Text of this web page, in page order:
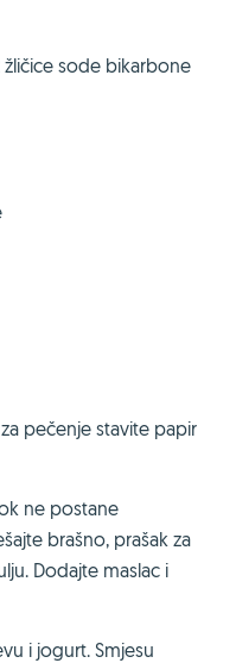
žličice sode bikarbone
pečenje stavite papir
ne postane
brašno, prašak za
Dodajte maslac i
i jogurt. Smjesu